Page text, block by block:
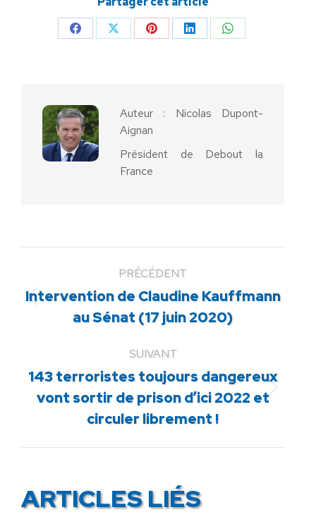
PartagerPartagerPartagerPartagerPartager
Auteur : Nicolas Dupont-
Aignan
Président de Debout la
France
PRÉCÉDENT
Article
précédent
Intervention de Claudine Kauffmann
au Sénat (17 juin 2020)
SUIVANT
Article
suivant
:
143 terroristes toujours dangereux
vont sortir de prison d’ici 2022 et
circuler librement !
ARTICLES LIÉS